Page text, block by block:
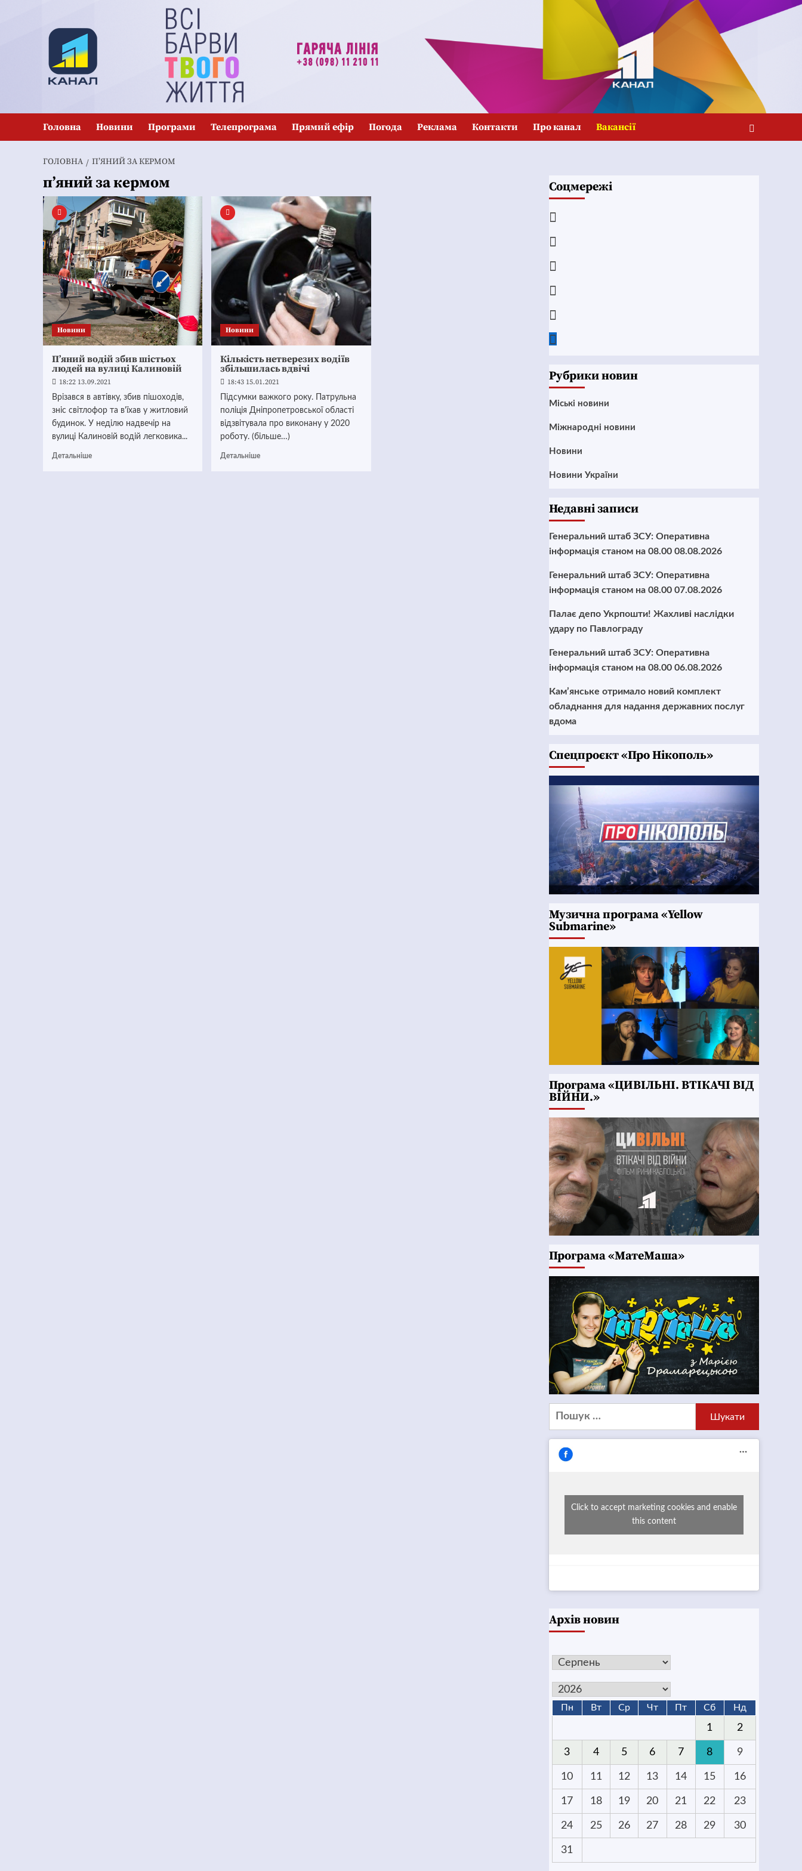
Головна Новини Програми Телепрограма Прямий ефір Погода Реклама Контакти Про канал Вакансії
ГОЛОВНА П’ЯНИЙ ЗА КЕРМОМ
п’яний за кермом
Новини
П’яний водій збив шістьох
людей на вулиці Калиновій
18:22 13.09.2021
Врізався в автівку, збив пішоходів,
зніс світлофор та в'їхав у житловий
будинок. У неділю надвечір на
вулиці Калиновій водій легковика...
Детальніше
Новини
Кількість нетверезих водіїв
збільшилась вдвічі
18:43 15.01.2021
Підсумки важкого року. Патрульна
поліція Дніпропетровської області
відзвітувала про виконану у 2020
роботу. (більше…)
Детальніше
Соцмережі
Рубрики новин
Mіські новини
Міжнародні новини
Новини
Новини України
Недавні записи
Генеральний штаб ЗСУ: Оперативна
інформація станом на 08.00 08.08.2026
Генеральний штаб ЗСУ: Оперативна
інформація станом на 08.00 07.08.2026
Палає депо Укрпошти! Жахливі наслідки
удару по Павлограду
Генеральний штаб ЗСУ: Оперативна
інформація станом на 08.00 06.08.2026
Кам’янське отримало новий комплект
обладнання для надання державних послуг
вдома
Cпецпроєкт «Про Нікополь»
Музична програма «Yellow
Submarine»
Програма «ЦИВІЛЬНІ. ВТІКАЧІ ВІД
ВІЙНИ.»
Програма «МатеМаша»
Пошук:
Click to accept marketing cookies and enable
this content
Архів новин
Пн Вт Ср Чт Пт Сб Нд
1 2
3 4 5 6 7 8 9
10 11 12 13 14 15 16
17 18 19 20 21 22 23
24 25 26 27 28 29 30
31